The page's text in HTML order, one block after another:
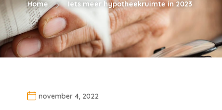
Home Iets meer hypotheekruimte in 2023
november 4, 2022